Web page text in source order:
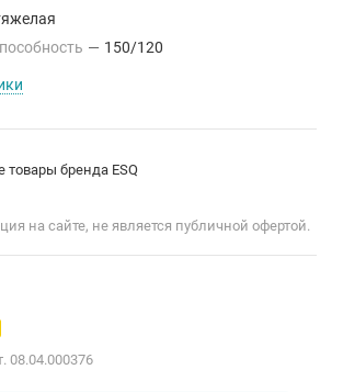
— 150/120
товары бренда ESQ
на сайте, не является публичной офертой.
08.04.000376